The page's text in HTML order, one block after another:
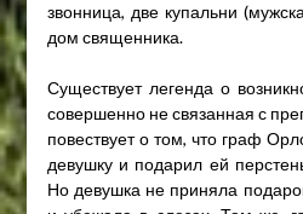
звонница, две купальни
дом священника.
Существует легенда о
совершенно не связанная с
повествует о том, что граф
девушку и подарил ей
Но девушка не приняла